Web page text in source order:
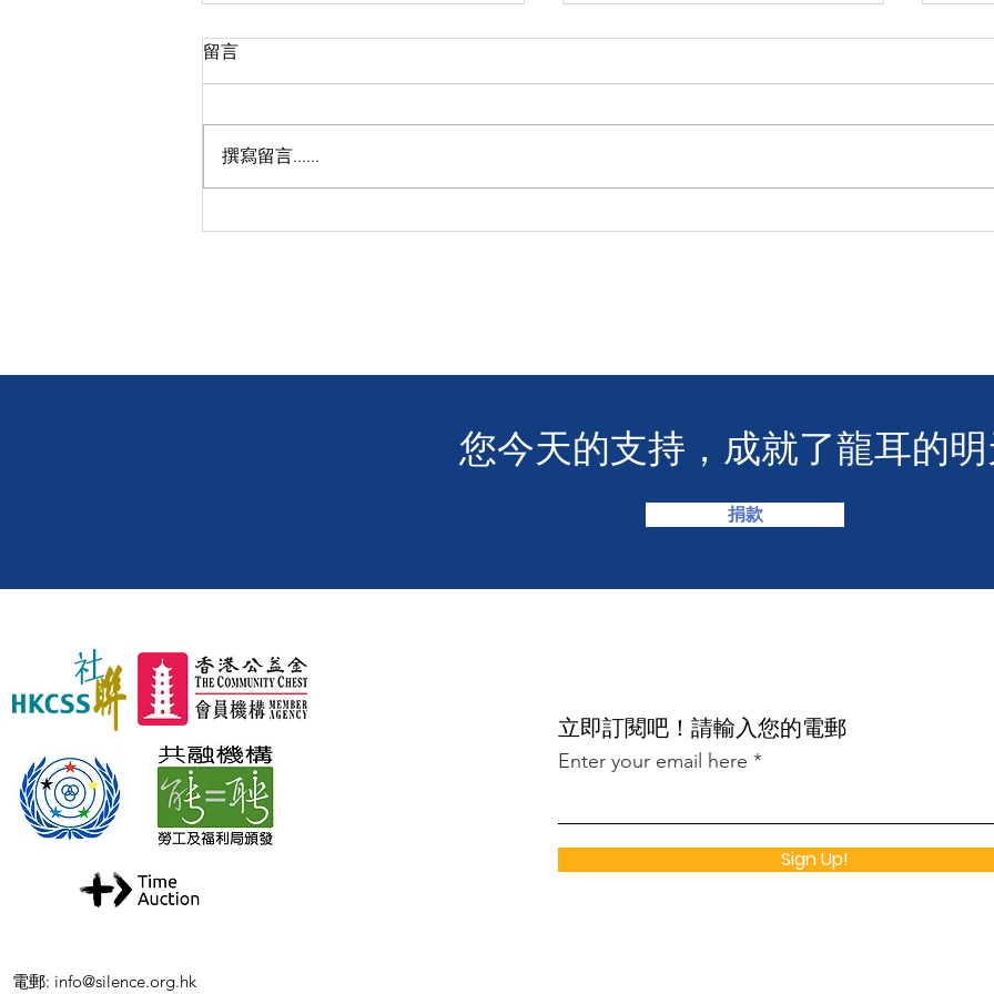
【感恩關注】❤️ 讓我們聆聽聾
🧯 【推動資訊無障礙！龍耳為
【
留言
撰寫留言......
您今天的支持，成就了龍耳的
捐款
電郵: info@silence.org.hk
​立即訂閱吧！請輸入您的電郵
Enter your email here
Sign Up!